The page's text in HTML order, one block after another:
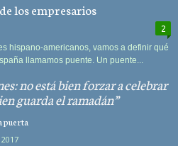
los empresarios
2
hispano-americanos, vamos a definir qué
llamamos puente. Un puente...
no está bien forzar a celebrar
guarda el ramadán
puerta